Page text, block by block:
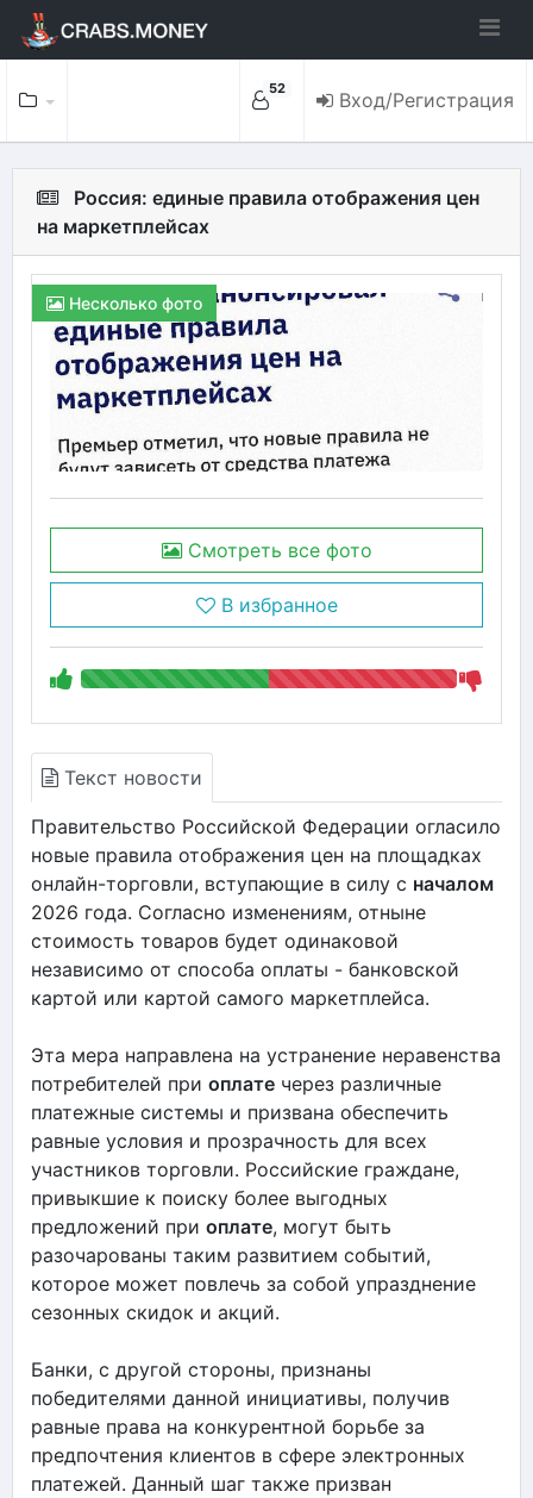
52 Вход/Регистрация
Россия: единые правила отображения цен
на маркетплейсах
Несколько фото
Смотреть все фото
В избранное
Текст новости
Правительство Российской Федерации огласило
новые правила отображения цен на площадках
онлайн-торговли, вступающие в силу с началом
2026 года. Согласно изменениям, отныне
стоимость товаров будет одинаковой
независимо от способа оплаты - банковской
картой или картой самого маркетплейса.
Эта мера направлена на устранение неравенства
потребителей при оплате через различные
платежные системы и призвана обеспечить
равные условия и прозрачность для всех
участников торговли. Российские граждане,
привыкшие к поиску более выгодных
предложений при оплате, могут быть
разочарованы таким развитием событий,
которое может повлечь за собой упразднение
сезонных скидок и акций.
Банки, с другой стороны, признаны
победителями данной инициативы, получив
равные права на конкурентной борьбе за
предпочтения клиентов в сфере электронных
платежей. Данный шаг также призван